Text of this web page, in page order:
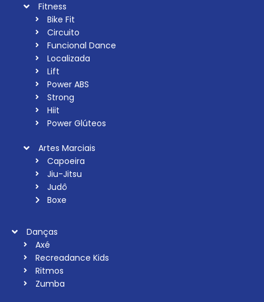
Fitness
Bike Fit
Circuito
Funcional Dance
Localizada
Lift
Power ABS
Strong
Hiit
Power Glúteos
Artes Marciais
Capoeira
Jiu-Jitsu
Judô
Boxe
Danças
Axé
Recreadance Kids
Ritmos
Zumba